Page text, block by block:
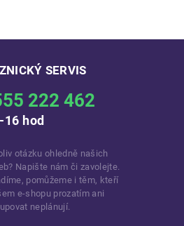
SERVIS
222 462
16 hod
otázku ohledně našich
Napište nám či zavolejte.
pomůžeme i těm, kteří
e-shopu prozatím ani
neplánují.